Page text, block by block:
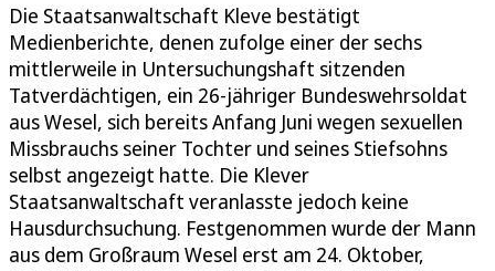
Die Staatsanwaltschaft Kleve bestätigt
Medienberichte, denen zufolge einer der sechs
mittlerweile in Untersuchungshaft sitzenden
Tatverdächtigen, ein 26-jähriger Bundeswehrsoldat
aus Wesel, sich bereits Anfang Juni wegen sexuellen
Missbrauchs seiner Tochter und seines Stiefsohns
selbst angezeigt hatte. Die Klever
Staatsanwaltschaft veranlasste jedoch keine
Hausdurchsuchung. Festgenommen wurde der Mann
aus dem Großraum Wesel erst am 24. Oktober,